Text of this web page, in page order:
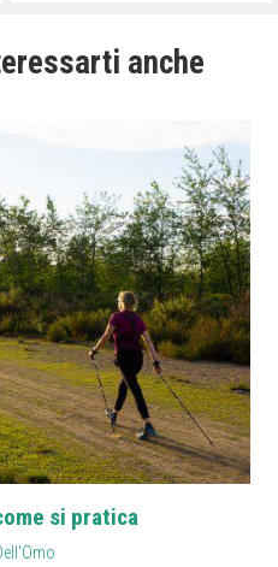
anche
si pratica